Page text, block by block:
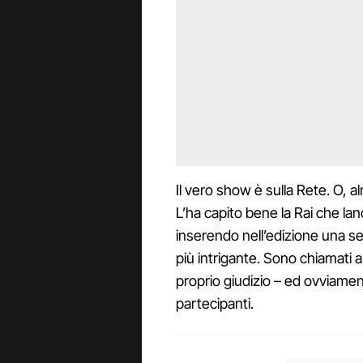
Il vero show è sulla Rete. O,
L’ha capito bene la Rai che
inserendo nell’edizione una
più intrigante. Sono chiamati
proprio giudizio – ed
partecipanti.